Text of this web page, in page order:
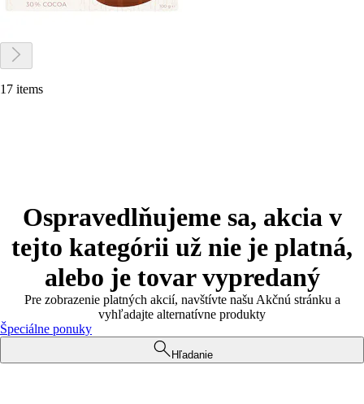
17 items
Ospravedlňujeme sa, akcia v
tejto kategórii už nie je platná,
alebo je tovar vypredaný
Pre zobrazenie platných akcií, navštívte našu Akčnú stránku a
vyhľadajte alternatívne produkty
Špeciálne ponuky
Hľadanie